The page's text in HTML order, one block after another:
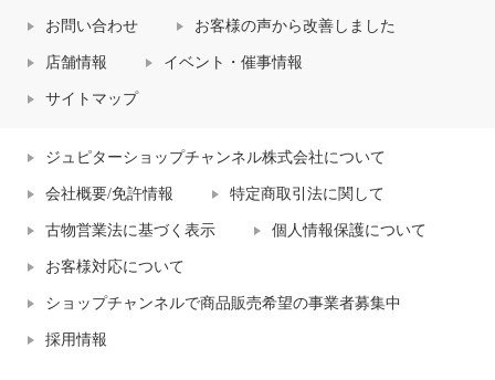
お問い合わせ お客様の声から改善しました
店舗情報 イベント・催事情報
サイトマップ
ジュピターショップチャンネル株式会社について
会社概要/免許情報 特定商取引法に関して
古物営業法に基づく表示 個人情報保護について
お客様対応について
ショップチャンネルで商品販売希望の事業者募集中
採用情報